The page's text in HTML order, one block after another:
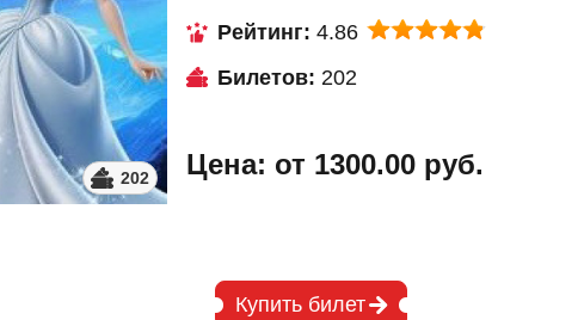
202
Рейтинг: 4.86
Билетов: 202
Цена: от 1300.00 руб.
Купить билет